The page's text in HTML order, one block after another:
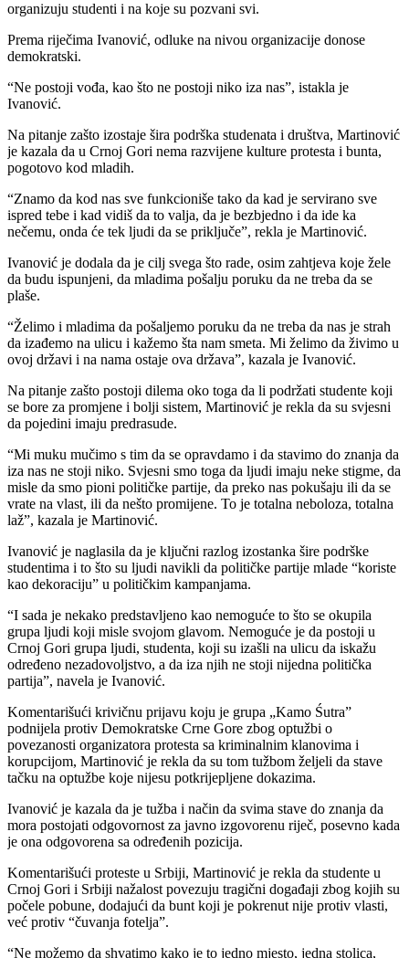
organizuju studenti i na koje su pozvani svi.
Prema riječima Ivanović, odluke na nivou organizacije donose
demokratski.
“Ne postoji vođa, kao što ne postoji niko iza nas”, istakla je
Ivanović.
Na pitanje zašto izostaje šira podrška studenata i društva, Martinović
je kazala da u Crnoj Gori nema razvijene kulture protesta i bunta,
pogotovo kod mladih.
“Znamo da kod nas sve funkcioniše tako da kad je servirano sve
ispred tebe i kad vidiš da to valja, da je bezbjedno i da ide ka
nečemu, onda će tek ljudi da se priključe”, rekla je Martinović.
Ivanović je dodala da je cilj svega što rade, osim zahtjeva koje žele
da budu ispunjeni, da mladima pošalju poruku da ne treba da se
plaše.
“Želimo i mladima da pošaljemo poruku da ne treba da nas je strah
da izađemo na ulicu i kažemo šta nam smeta. Mi želimo da živimo u
ovoj državi i na nama ostaje ova država”, kazala je Ivanović.
Na pitanje zašto postoji dilema oko toga da li podržati studente koji
se bore za promjene i bolji sistem, Martinović je rekla da su svjesni
da pojedini imaju predrasude.
“Mi muku mučimo s tim da se opravdamo i da stavimo do znanja da
iza nas ne stoji niko. Svjesni smo toga da ljudi imaju neke stigme, da
misle da smo pioni političke partije, da preko nas pokušaju ili da se
vrate na vlast, ili da nešto promijene. To je totalna neboloza, totalna
laž”, kazala je Martinović.
Ivanović je naglasila da je ključni razlog izostanka šire podrške
studentima i to što su ljudi navikli da političke partije mlade “koriste
kao dekoraciju” u političkim kampanjama.
“I sada je nekako predstavljeno kao nemoguće to što se okupila
grupa ljudi koji misle svojom glavom. Nemoguće je da postoji u
Crnoj Gori grupa ljudi, studenta, koji su izašli na ulicu da iskažu
određeno nezadovoljstvo, a da iza njih ne stoji nijedna politička
partija”, navela je Ivanović.
Komentarišući krivičnu prijavu koju je grupa „Kamo Śutra”
podnijela protiv Demokratske Crne Gore zbog optužbi o
povezanosti organizatora protesta sa kriminalnim klanovima i
korupcijom, Martinović je rekla da su tom tužbom željeli da stave
tačku na optužbe koje nijesu potkrijepljene dokazima.
Ivanović je kazala da je tužba i način da svima stave do znanja da
mora postojati odgovornost za javno izgovorenu riječ, posevno kada
je ona odgovorena sa određenih pozicija.
Komentarišući proteste u Srbiji, Martinović je rekla da studente u
Crnoj Gori i Srbiji nažalost povezuju tragični događaji zbog kojih su
počele pobune, dodajući da bunt koji je pokrenut nije protiv vlasti,
već protiv “čuvanja fotelja”.
“Ne možemo da shvatimo kako je to jedno mjesto, jedna stolica,